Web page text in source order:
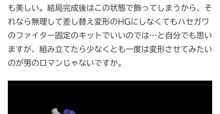
も美しい。結局完成後はこの状態で飾ってしまうから、そ
れなら無理して差し替え変形のHGにしなくてもハセガワ
のファイター固定のキットでいいのでは…と自分でも思い
ますが、組み立てたら少なくとも一度は変形させてみたい
のが男のロマンじゃないですか。